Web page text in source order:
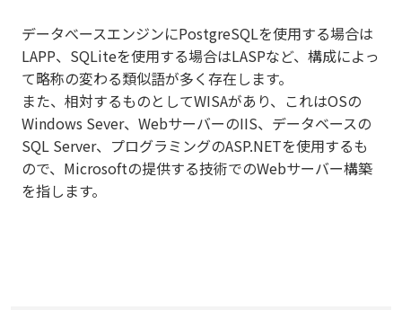
データべースエンジンにPostgreSQLを使用する場合は
LAPP、SQLiteを使用する場合はLASPなど、構成によっ
て略称の変わる類似語が多く存在します。
また、相対するものとしてWISAがあり、これはOSの
Windows Sever、WebサーバーのIIS、データベースの
SQL Server、プログラミングのASP.NETを使用するも
ので、Microsoftの提供する技術でのWebサーバー構築
を指します。